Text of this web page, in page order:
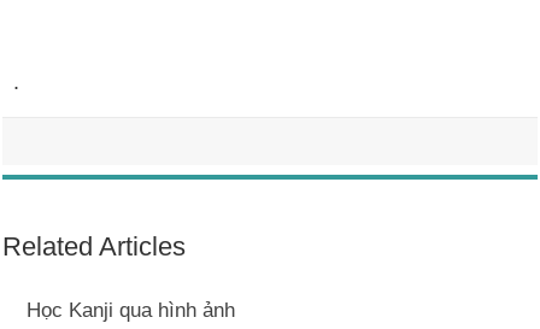
.
Related Articles
Học Kanji qua hình ảnh